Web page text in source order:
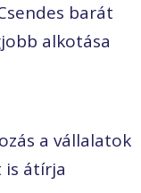
barát
alkotása
a vállalatok
is átírja